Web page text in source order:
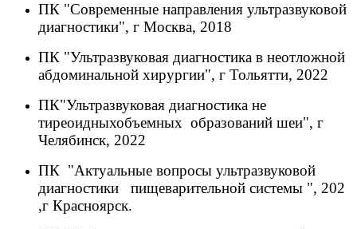
ПК "Современные направления ультразвуковой
диагностики", г Москва, 2018
ПК "Ультразвуковая диагностика в неотложной
абдоминальной хирургии", г Тольятти, 2022
ПК"Ультразвуковая диагностика не
тиреоидныхобъемных образований шеи", г
Челябинск, 2022
ПК "Актуальные вопросы ультразвуковой
диагностики пищеварительной системы ", 202
,г Красноярск.